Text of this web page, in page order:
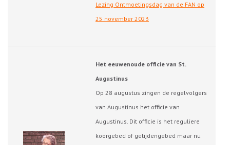
Lezing Ontmoetingsdag van de FAN op
25 november 2023
Het eeuwenoude officie van St.
Augustinus
Op 28 augustus zingen de regelvolgers
van Augustinus het officie van
Augustinus. Dit officie is het reguliere
koorgebed of getijdengebed maar nu